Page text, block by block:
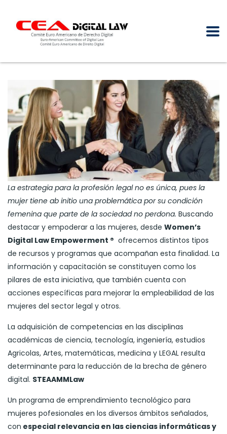
La estrategia para la profesión legal no es única, pues la
mujer tiene ab initio una problemática por su condición
femenina que parte de la sociedad no perdona. Buscando
destacar y empoderar a las mujeres, desde Women’s
Digital Law Empowerment ® ofrecemos distintos tipos
de recursos y programas que acompañan esta finalidad. La
información y capacitación se constituyen como los
pilares de esta iniciativa, que también cuenta con
acciones específicas para mejorar la empleabilidad de las
mujeres del sector legal y otros.
La adquisición de competencias en las disciplinas
académicas de ciencia, tecnología, ingeniería, estudios
Agricolas, Artes, matemáticas, medicina y LEGAL resulta
determinante para la reducción de la brecha de género
digital. STEAAMMLaw
Un programa de emprendimiento tecnológico para
mujeres pofesionales en los diversos ámbitos señalados,
con especial relevancia en las ciencias informáticas y